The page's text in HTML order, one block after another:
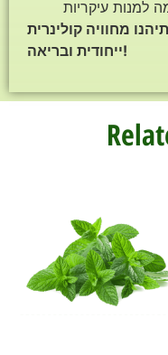
מחוויה קולינרית
ייחודית ובריאה!